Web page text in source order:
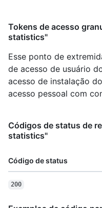
Tokens de acesso
statistics"
Esse ponto de
de acesso de usuário
acesso de instalação
acesso pessoal com
Códigos de status de
statistics"
Código de status
200